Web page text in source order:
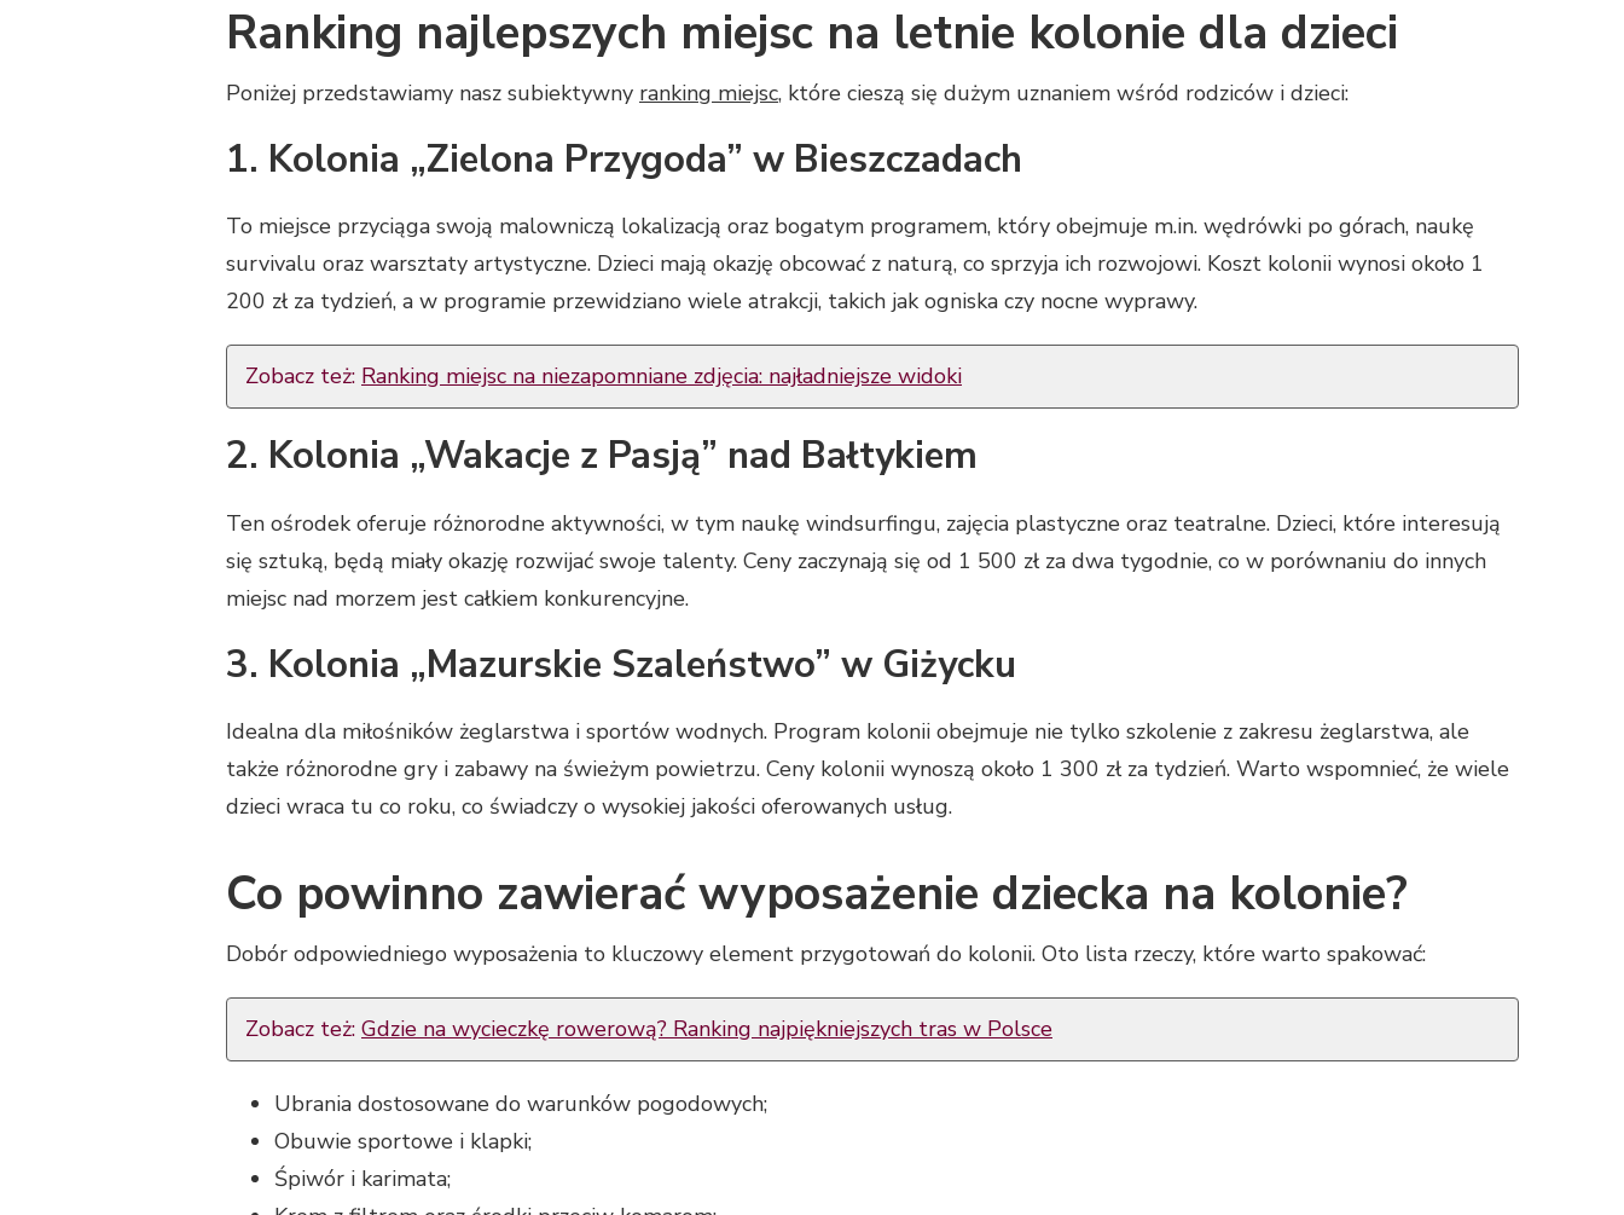
Ranking najlepszych miejsc na letnie kolonie dla dzieci
Poniżej przedstawiamy nasz subiektywny ranking miejsc, które cieszą się dużym uznaniem wśród rodziców i dzieci:
1. Kolonia „Zielona Przygoda” w Bieszczadach
To miejsce przyciąga swoją malowniczą lokalizacją oraz bogatym programem, który obejmuje m.in. wędrówki po górach, naukę
survivalu oraz warsztaty artystyczne. Dzieci mają okazję obcować z naturą, co sprzyja ich rozwojowi. Koszt kolonii wynosi około 1
200 zł za tydzień, a w programie przewidziano wiele atrakcji, takich jak ogniska czy nocne wyprawy.
Zobacz też: Ranking miejsc na niezapomniane zdjęcia: najładniejsze widoki
2. Kolonia „Wakacje z Pasją” nad Bałtykiem
Ten ośrodek oferuje różnorodne aktywności, w tym naukę windsurfingu, zajęcia plastyczne oraz teatralne. Dzieci, które interesują
się sztuką, będą miały okazję rozwijać swoje talenty. Ceny zaczynają się od 1 500 zł za dwa tygodnie, co w porównaniu do innych
miejsc nad morzem jest całkiem konkurencyjne.
3. Kolonia „Mazurskie Szaleństwo” w Giżycku
Idealna dla miłośników żeglarstwa i sportów wodnych. Program kolonii obejmuje nie tylko szkolenie z zakresu żeglarstwa, ale
także różnorodne gry i zabawy na świeżym powietrzu. Ceny kolonii wynoszą około 1 300 zł za tydzień. Warto wspomnieć, że wiele
dzieci wraca tu co roku, co świadczy o wysokiej jakości oferowanych usług.
Co powinno zawierać wyposażenie dziecka na kolonie?
Dobór odpowiedniego wyposażenia to kluczowy element przygotowań do kolonii. Oto lista rzeczy, które warto spakować:
Zobacz też: Gdzie na wycieczkę rowerową? Ranking najpiękniejszych tras w Polsce
Ubrania dostosowane do warunków pogodowych;
Obuwie sportowe i klapki;
Śpiwór i karimata;